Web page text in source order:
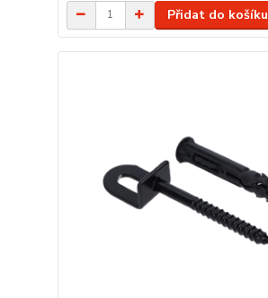
Přidat do košíku